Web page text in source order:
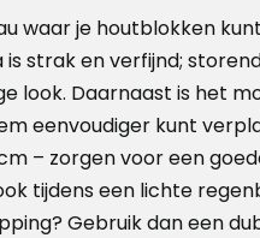
waar je houtblokken
strak en verfijnd;
look. Daarnaast is het
eenvoudiger kunt
– zorgen voor een
tijdens een lichte
Gebruik dan een